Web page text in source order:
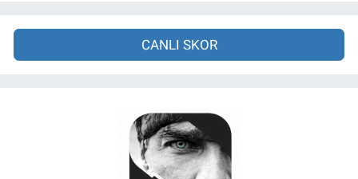
CANLI SKOR